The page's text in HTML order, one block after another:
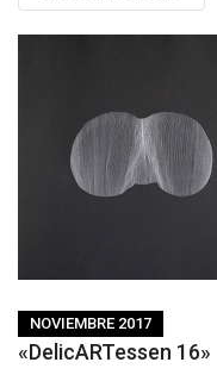
NOVIEMBRE 2017
«DelicARTessen 16»